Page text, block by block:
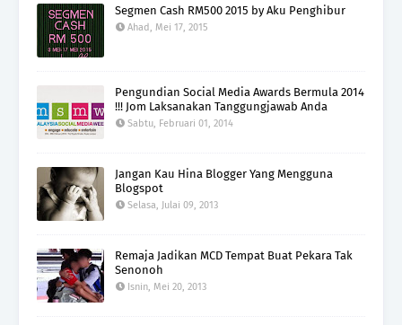
Segmen Cash RM500 2015 by Aku Penghibur
Ahad, Mei 17, 2015
Pengundian Social Media Awards Bermula 2014
!!! Jom Laksanakan Tanggungjawab Anda
Sabtu, Februari 01, 2014
Jangan Kau Hina Blogger Yang Mengguna
Blogspot
Selasa, Julai 09, 2013
Remaja Jadikan MCD Tempat Buat Pekara Tak
Senonoh
Isnin, Mei 20, 2013